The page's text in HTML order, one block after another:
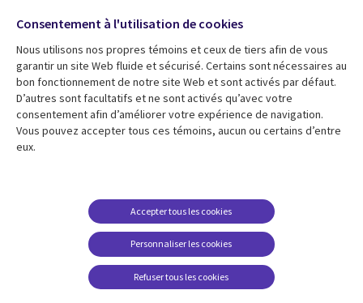
Fusions
Salle de presse
Ressources
Articles
Études de cas
Baladodiffusions
Support
Restrictions et
conditions juridiques
Carrières FAQ
Centre de gestion des
Suivez-nous
Social
Media
Global
FR
Consentement à l'utilisation de cookies
Nous utilisons nos propres témoins et ceux de tiers afin de vous
garantir un site Web fluide et sécurisé. Certains sont nécessaires au
bon fonctionnement de notre site Web et sont activés par défaut.
D’autres sont facultatifs et ne sont activés qu’avec votre
consentement afin d’améliorer votre expérience de navigation.
Vous pouvez accepter tous ces témoins, aucun ou certains d’entre
eux.
Personnaliser les cookies
Accepter tous les cookies
Refuser tous les cookies